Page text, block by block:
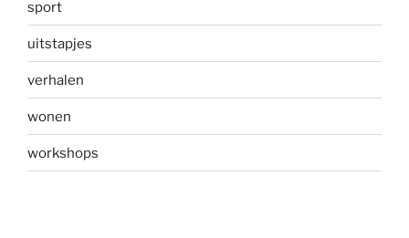
sport
uitstapjes
verhalen
wonen
workshops